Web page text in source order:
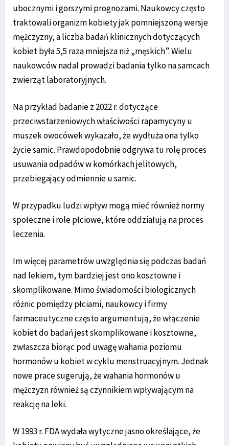
ubocznymi i gorszymi prognozami. Naukowcy często
traktowali organizm kobiety jak pomniejszoną wersje
mężczyzny, a liczba badań klinicznych dotyczących
kobiet była 5,5 raza mniejsza niż „męskich”. Wielu
naukowców nadal prowadzi badania tylko na samcach
zwierząt laboratoryjnych.
Na przykład badanie z 2022 r. dotyczące
przeciwstarzeniowych właściwości rapamycyny u
muszek owocówek wykazało, że wydłuża ona tylko
życie samic. Prawdopodobnie odgrywa tu rolę proces
usuwania odpadów w komórkach jelitowych,
przebiegający odmiennie u samic.
W przypadku ludzi wpływ mogą mieć również normy
społeczne i role płciowe, które oddziałują na proces
leczenia.
Im więcej parametrów uwzględnia się podczas badań
nad lekiem, tym bardziej jest ono kosztowne i
skomplikowane. Mimo świadomości biologicznych
różnic pomiędzy płciami, naukowcy i firmy
farmaceutyczne często argumentują, że włączenie
kobiet do badań jest skomplikowane i kosztowne,
zwłaszcza biorąc pod uwagę wahania poziomu
hormonów u kobiet w cyklu menstruacyjnym. Jednak
nowe prace sugerują, że wahania hormonów u
mężczyzn również są czynnikiem wpływającym na
reakcję na leki.
W 1993 r. FDA wydała wytyczne jasno określające, że